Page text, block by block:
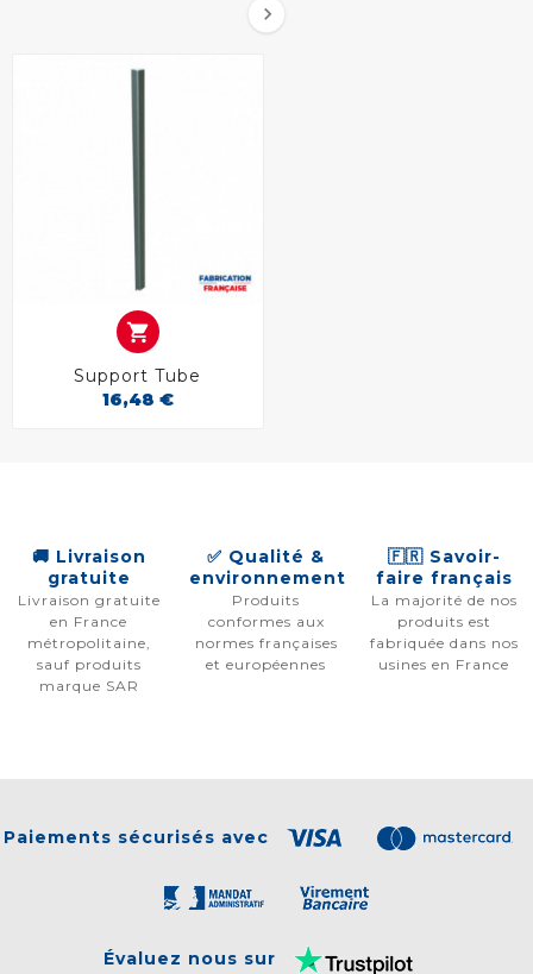


Support Tube
16,48 €
🚚 Livraison
gratuite
Livraison gratuite
en France
métropolitaine,
sauf produits
marque SAR
✅ Qualité &
environnement
Produits
conformes aux
normes françaises
et européennes
🇫🇷 Savoir-
faire français
La majorité de nos
produits est
fabriquée dans nos
usines en France
Paiements sécurisés avec
Évaluez nous sur